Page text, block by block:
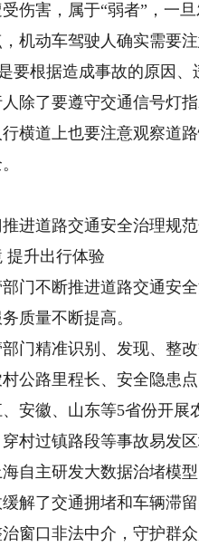
伤害，属于“弱者”，一
机动车驾驶人确实需要
要根据造成事故的原因
了要遵守交通信号灯指
横道上也要注意观察道
道路交通安全治理规
升出行体验
不断推进道路交通安全
质量不断提高。
精准识别、发现、整改
公路里程长、安全隐患
安徽、山东等5省份开
村过镇路段等事故易发
自主研发大数据治堵模
解了交通拥堵和车辆滞
窗口非法中介，守护群